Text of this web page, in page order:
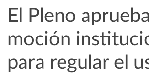
El Pleno aprueba
moción
para regular el